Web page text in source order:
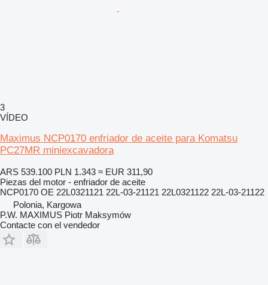
3
VÍDEO
Maximus NCP0170 enfriador de aceite para Komatsu
PC27MR miniexcavadora
ARS 539.100 PLN 1.343 ≈ EUR 311,90
Piezas del motor - enfriador de aceite
NCP0170 OE 22L0321121 22L-03-21121 22L0321122 22L-03-21122
Polonia, Kargowa
P.W. MAXIMUS Piotr Maksymów
Contacte con el vendedor